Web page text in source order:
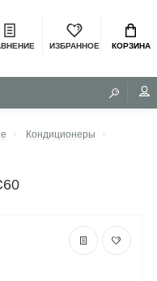
ИЗБРАННОЕ КОРЗИНА
Кондиционеры